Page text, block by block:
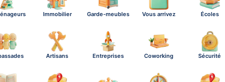
Immobilier Garde-meubles Vous arrivez Écoles
Artisans Entreprises Coworking Sécurité